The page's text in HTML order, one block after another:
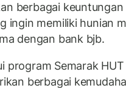
berbagai
ingin memiliki hunian
dengan bank bjb.
program Semarak
berbagai